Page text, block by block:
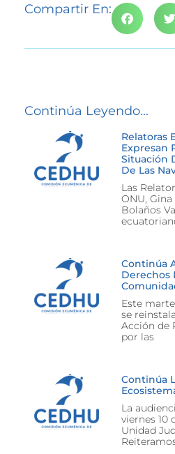
Compartir En:
Continúa Leyendo...
Relatoras
Expresan
Situación
De Las
Las
ONU,
Bolaños
Continúa
Derechos
Este
se
Acción de
por las
Continúa
La
viernes 10
Unidad